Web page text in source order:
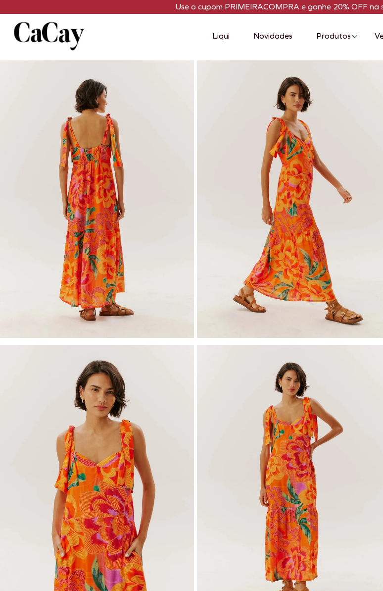
Use o cupom PRIMEIRACOMPRA e ganhe 20% OFF
Liqui Novidades Produtos